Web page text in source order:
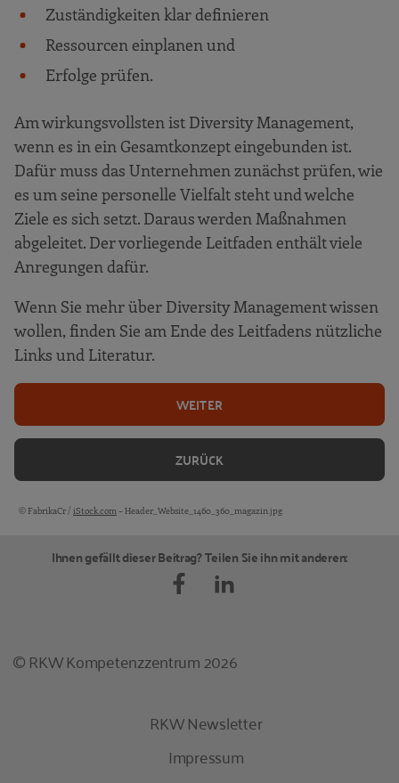
Zuständigkeiten klar definieren
Ressourcen einplanen und
Erfolge prüfen.
Am wirkungsvollsten ist Diversity Management,
wenn es in ein Gesamtkonzept eingebunden ist.
Dafür muss das Unternehmen zunächst prüfen, wie
es um seine personelle Vielfalt steht und welche
Ziele es sich setzt. Daraus werden Maßnahmen
abgeleitet. Der vorliegende Leitfaden enthält viele
Anregungen dafür.
Wenn Sie mehr über Diversity Management wissen
wollen, finden Sie am Ende des Leitfadens nützliche
Links und Literatur.
ZURÜCK
WEITER
Bildquellen und Copyright-Hinweise
© FabrikaCr / iStock.com– Header_Website_1460_360_magazin.jpg
Ihnen gefällt dieser Beitrag? Teilen Sie ihn mit anderen:
© RKW Kompetenzzentrum 2026
RKW Newsletter
Impressum